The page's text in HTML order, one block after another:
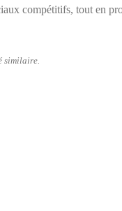
compétitifs, tout en
similaire.